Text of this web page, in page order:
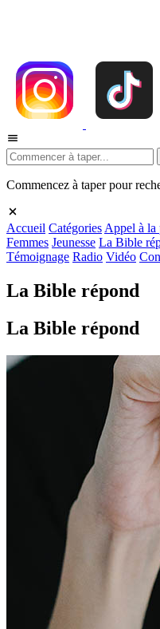
Commencez à taper pour
Accueil Catégories Appel à la
Femmes Jeunesse La Bible
Témoignage Radio Vidéo
La Bible répond
La Bible répond